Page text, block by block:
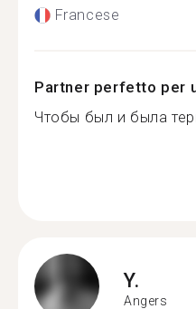
Francese
Partner perfetto per
Чтобы был и была
Y.
Angers